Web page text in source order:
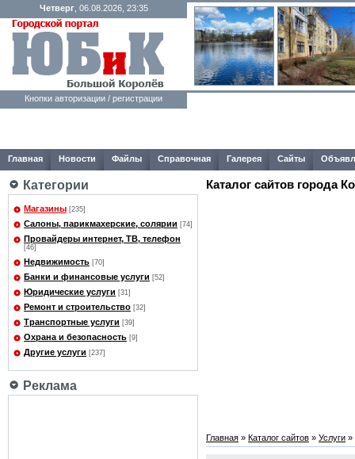
Четверг, 06.08.2026, 23:35
Кнопки авторизации / регистрации
Главная Новости Файлы Справочная Галерея Сайты
Категории
Магазины [235]
Салоны, парикмахерские, солярии [74]
Провайдеры интернет, ТВ, телефон
[46]
Недвижимость [70]
Банки и финансовые услуги [52]
Юридические услуги [31]
Ремонт и строительство [32]
Транспортные услуги [39]
Охрана и безопасность [9]
Другие услуги [237]
Реклама
Каталог сайтов города
Главная » Каталог сайтов » Услуги »